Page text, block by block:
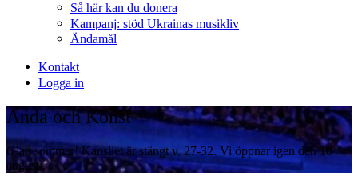
Så här kan du donera
Kampanj: stöd Ukrainas musikliv
Ändamål
Kontakt
Logga in
Anda och Konst
Glad sommar! Kansliet är stängt v. 27-32. Vi öppnar igen den 10
augusti.